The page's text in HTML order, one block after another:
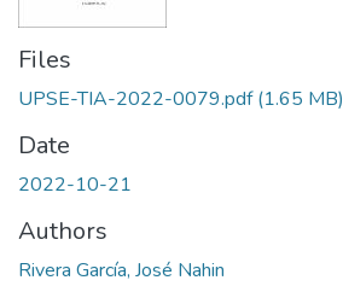
Files
UPSE-TIA-2022-0079.pdf(1.65 MB)
Date
2022-10-21
Authors
Rivera García, José Nahin